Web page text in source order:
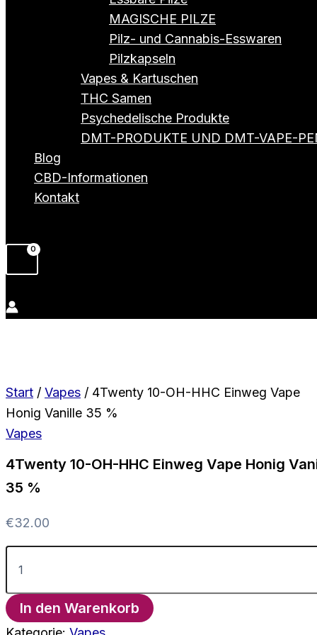
MAGISCHE PILZE
Pilz- und Cannabis-Esswaren
Pilzkapseln
Vapes & Kartuschen
THC Samen
Psychedelische Produkte
DMT-PRODUKTE UND DMT-VAPE-
Blog
CBD-Informationen
Kontakt
Start / Vapes / 4Twenty 10-OH-HHC Einweg Vape
Honig Vanille 35 %
Vapes
4Twenty 10-OH-HHC Einweg Vape Honig
35 %
€32.00
4Twenty
10-
HHC
Einweg
Vape
In den Warenkorb